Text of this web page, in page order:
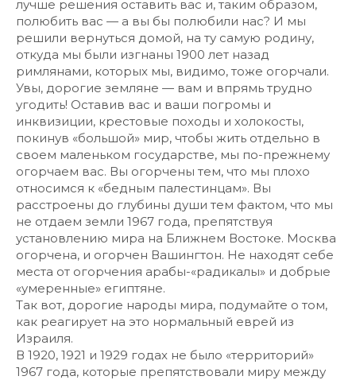
лучше решения оставить вас и, таким образом,
полюбить вас — а вы бы полюбили нас? И мы
решили вернуться домой, на ту самую родину,
откуда мы были изгнаны 1900 лет назад
римлянами, которых мы, видимо, тоже огорчали.
Увы, дорогие земляне — вам и впрямь трудно
угодить! Оставив вас и ваши погромы и
инквизиции, крестовые походы и холокосты,
покинув «большой» мир, чтобы жить отдельно в
своем маленьком государстве, мы по-прежнему
огорчаем вас. Вы огорчены тем, что мы плохо
относимся к «бедным палестинцам». Вы
расстроены до глубины души тем фактом, что мы
не отдаем земли 1967 года, препятствуя
установлению мира на Ближнем Востоке. Москва
огорчена, и огорчен Вашингтон. Не находят себе
места от огорчения арабы-«радикалы» и добрые
«умеренные» египтяне.
Так вот, дорогие народы мира, подумайте о том,
как реагирует на это нормальный еврей из
Израиля.
В 1920, 1921 и 1929 годах не было «территорий»
1967 года, которые препятствовали миру между